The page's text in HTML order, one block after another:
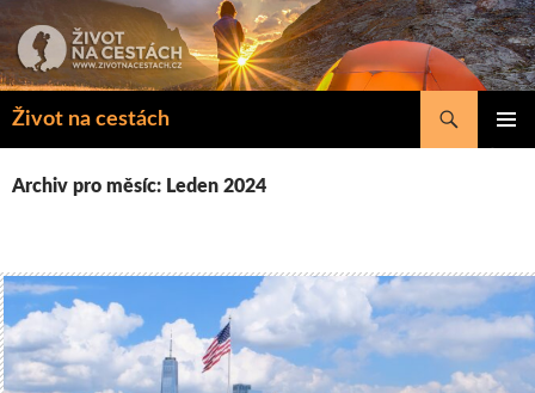
k
obsahu
Život na cestách
Hledat
Archiv pro měsíc: Leden 2024